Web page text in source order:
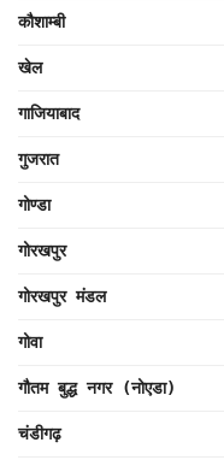
कौशाम्बी
खेल
गाजियाबाद
गुजरात
गोण्डा
गोरखपुर
गोरखपुर मंडल
गोवा
गौतम बुद्ध नगर (नोएडा)
चंडीगढ़